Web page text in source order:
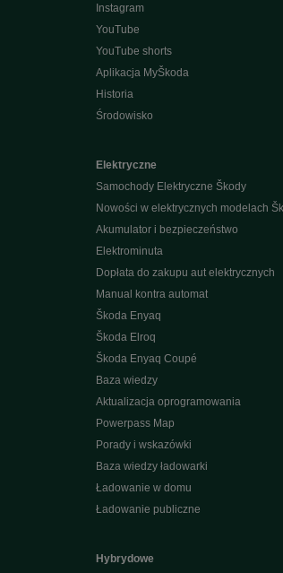
Instagram
YouTube
YouTube shorts
Aplikacja MyŠkoda
Historia
Środowisko
Elektryczne
Samochody Elektryczne Škody
Nowości w elektrycznych modelach Šk
Akumulator i bezpieczeństwo
Elektrominuta
Dopłata do zakupu aut elektrycznych
Manual kontra automat
Škoda Enyaq
Škoda Elroq
Škoda Enyaq Coupé
Baza wiedzy
Aktualizacja oprogramowania
Powerpass Map
Porady i wskazówki
Baza wiedzy ładowarki
Ładowanie w domu
Ładowanie publiczne
Hybrydowe